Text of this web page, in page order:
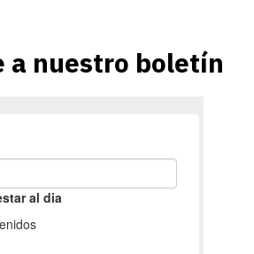
a nuestro boletín